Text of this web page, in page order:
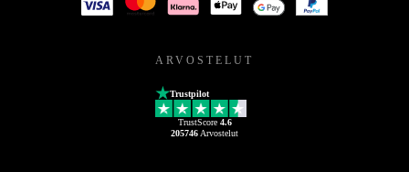
ARVOSTELUT
Trustpilot
TrustScore 4.6
205746 Arvostelut